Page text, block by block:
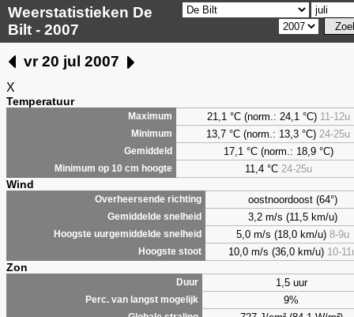
Weerstatistieken De
Bilt - 2007
vr 20 jul 2007
X
Temperatuur
Maximum 21,1 °C (norm.: 24,1 °C) 11-12u
Minimum 13,7 °C (norm.: 13,3 °C) 24-25u
Gemiddeld 17,1 °C (norm.: 18,9 °C)
Minimum op 10 cm hoogte 11,4 °C 24-25u
Wind
Overheersende richting oostnoordoost (64°)
Gemiddelde snelheid 3,2 m/s (11,5 km/u)
Hoogste uurgemiddelde snelheid 5,0 m/s (18,0 km/u) 8-9u
Hoogste stoot 10,0 m/s (36,0 km/u) 10-
Zon
Duur 1,5 uur
Perc. van langst mogelijk 9%